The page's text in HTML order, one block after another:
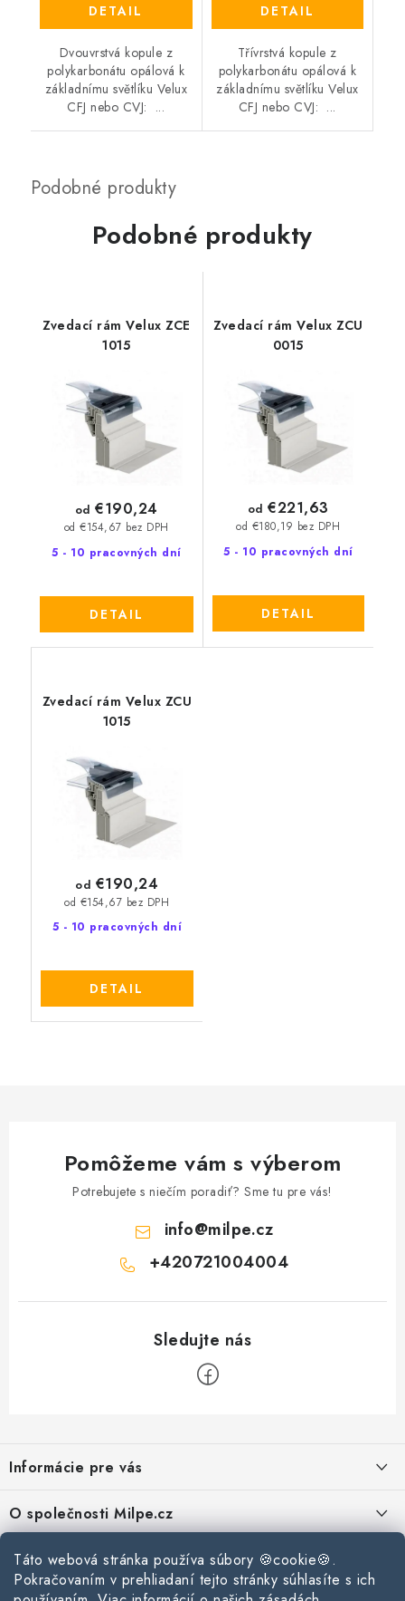
Táto webová stránka používa súbory 🍪cookie🍪.
Pokračovaním v prehliadaní tejto stránky súhlasíte s ich
DETAIL
Dvouvrstvá kopule z
polykarbonátu opálová k
základnímu světlíku Velux
CFJ nebo CVJ: ...
DETAIL
Třívrstvá kopule z
polykarbonátu opálová k
základnímu světlíku Velux
CFJ nebo CVJ: ...
Podobné produkty
Zvedací rám Velux ZCE
1015
5 - 10 pracovných dní
od €154,67 bez DPH
od €190,24
DETAIL
Zvedací rám Velux ZCU
0015
5 - 10 pracovných dní
od €180,19 bez DPH
od €221,63
DETAIL
Zvedací rám Velux ZCU
1015
5 - 10 pracovných dní
od €154,67 bez DPH
od €190,24
DETAIL
Pomôžeme vám s výberom
Potrebujete s niečím poradiť? Sme tu pre vás!
info@milpe.cz
+420721004004
p
ä
t
Informácie pre vás
Zásady používania súborov cookie
Podmínky ochrany osobních údajů
O společnosti Milpe.cz
O spoločnosti Milpe
Kontakty
Kontaktné informácie